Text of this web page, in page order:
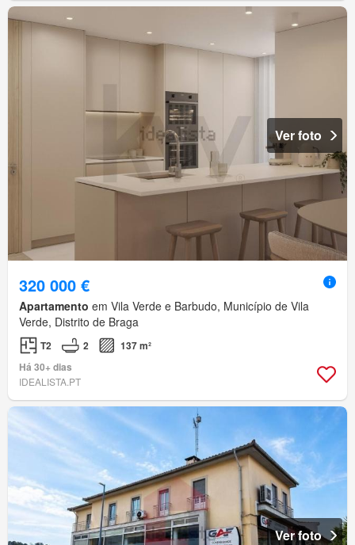
Ver foto
320 000 €
Apartamento em Vila Verde e Barbudo, Município de Vila
Verde, Distrito de Braga
T2 2
137 m²
Há 30+ dias
IDEALISTA.PT
Ver foto